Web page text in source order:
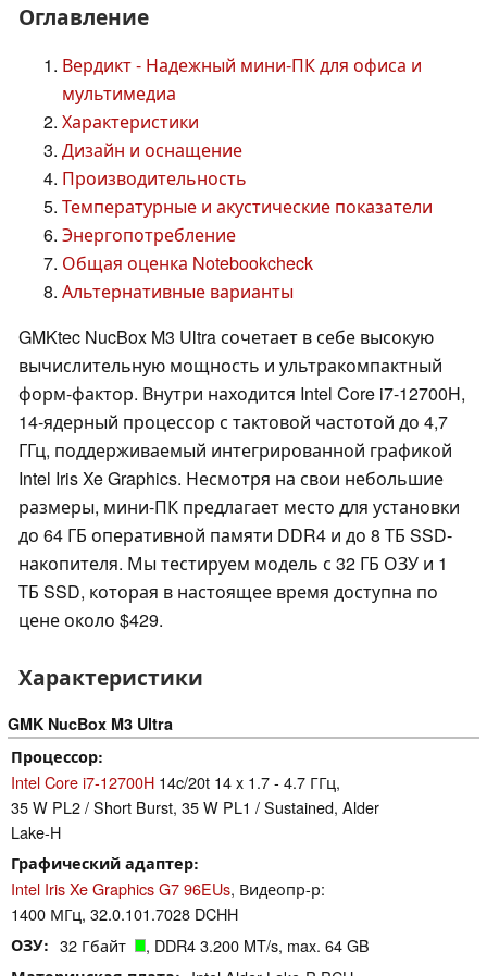
Оглавление
Вердикт - Надежный мини-ПК для офиса и
мультимедиа
Характеристики
Дизайн и оснащение
Производительность
Температурные и акустические показатели
Энергопотребление
Общая оценка Notebookcheck
Альтернативные варианты
GMKtec NucBox M3 Ultra сочетает в себе высокую
вычислительную мощность и ультракомпактный
форм-фактор. Внутри находится Intel Core i7-12700H,
14-ядерный процессор с тактовой частотой до 4,7
ГГц, поддерживаемый интегрированной графикой
Intel Iris Xe Graphics. Несмотря на свои небольшие
размеры, мини-ПК предлагает место для установки
до 64 ГБ оперативной памяти DDR4 и до 8 ТБ SSD-
накопителя. Мы тестируем модель с 32 ГБ ОЗУ и 1
ТБ SSD, которая в настоящее время доступна по
цене около $429.
Характеристики
GMK NucBox M3 Ultra
Процессор
Intel Core i7-12700H 14c/20t 14 x 1.7 - 4.7 ГГц,
35 W PL2 / Short Burst, 35 W PL1 / Sustained, Alder
Lake-H
Графический адаптер
Intel Iris Xe Graphics G7 96EUs, Видеопр-р:
1400 МГц, 32.0.101.7028 DCHH
ОЗУ 32 Гбайт , DDR4 3.200 MT/s, max. 64 GB